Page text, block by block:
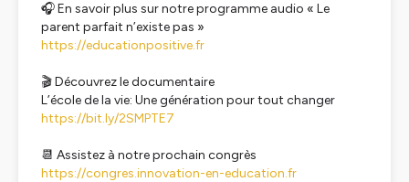
🎧 En savoir plus sur notre programme audio « Le
parent parfait n’existe pas »
https://educationpositive.fr
🎬 Découvrez le documentaire
L’école de la vie: Une génération pour tout changer
https://bit.ly/2SMPTE7
📆 Assistez à notre prochain congrès
https://congres.innovation-en-education.fr